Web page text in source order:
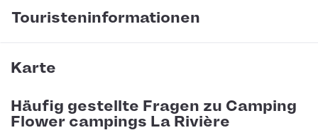
Touristeninformationen
Karte
Häufig gestellte Fragen zu Camping
Flower campings La Rivière